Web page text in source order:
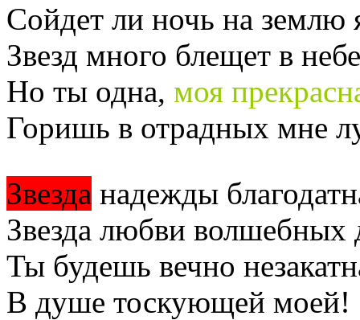
Сойдет ли ночь на землю
Звезд много блещет в
Но ты одна, моя
Горишь в отрадных мне
Звезда надежды
Звезда любви волшебных
Ты будешь вечно
В душе тоскующей моей!